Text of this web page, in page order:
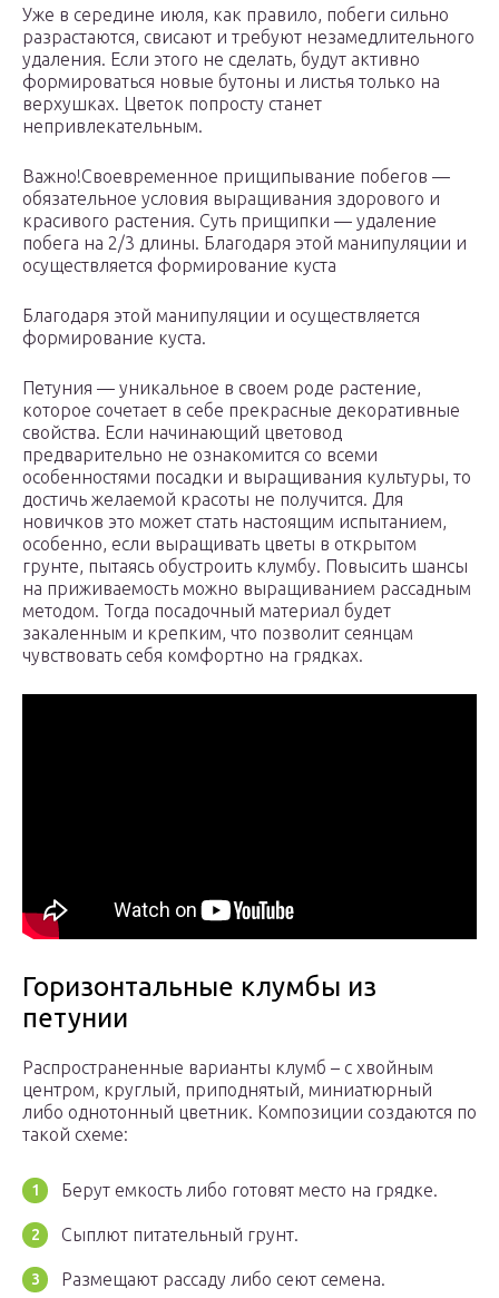
Уже в середине июля, как правило, побеги сильно
разрастаются, свисают и требуют незамедлительного
удаления. Если этого не сделать, будут активно
формироваться новые бутоны и листья только на
верхушках. Цветок попросту станет
непривлекательным.
Важно!Своевременное прищипывание побегов —
обязательное условия выращивания здорового и
красивого растения. Суть прищипки — удаление
побега на 2/3 длины. Благодаря этой манипуляции и
осуществляется формирование куста
Благодаря этой манипуляции и осуществляется
формирование куста.
Петуния — уникальное в своем роде растение,
которое сочетает в себе прекрасные декоративные
свойства. Если начинающий цветовод
предварительно не ознакомится со всеми
особенностями посадки и выращивания культуры, то
достичь желаемой красоты не получится. Для
новичков это может стать настоящим испытанием,
особенно, если выращивать цветы в открытом
грунте, пытаясь обустроить клумбу. Повысить шансы
на приживаемость можно выращиванием рассадным
методом. Тогда посадочный материал будет
закаленным и крепким, что позволит сеянцам
чувствовать себя комфортно на грядках.
Горизонтальные клумбы из
петунии
Распространенные варианты клумб – с хвойным
центром, круглый, приподнятый, миниатюрный
либо однотонный цветник. Композиции создаются по
такой схеме:
Берут емкость либо готовят место на грядке.
Сыплют питательный грунт.
Размещают рассаду либо сеют семена.